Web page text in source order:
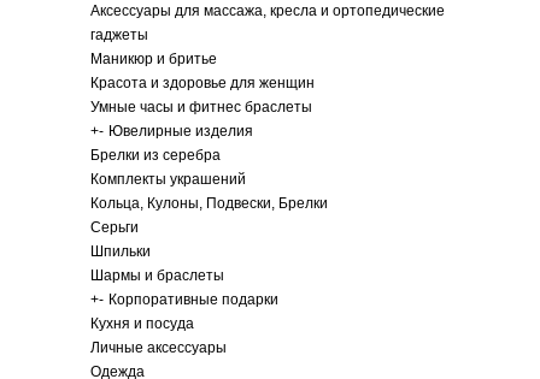
Аксессуары для массажа, кресла и ортопедические
гаджеты
Маникюр и бритье
Красота и здоровье для женщин
Умные часы и фитнес браслеты
+- Ювелирные изделия
Брелки из серебра
Комплекты украшений
Кольца, Кулоны, Подвески, Брелки
Серьги
Шпильки
Шармы и браслеты
+- Корпоративные подарки
Кухня и посуда
Личные аксессуары
Одежда